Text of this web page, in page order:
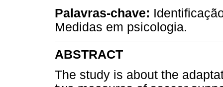
Palavras-chave:
Medidas em psicologia.
ABSTRACT
The study is about the